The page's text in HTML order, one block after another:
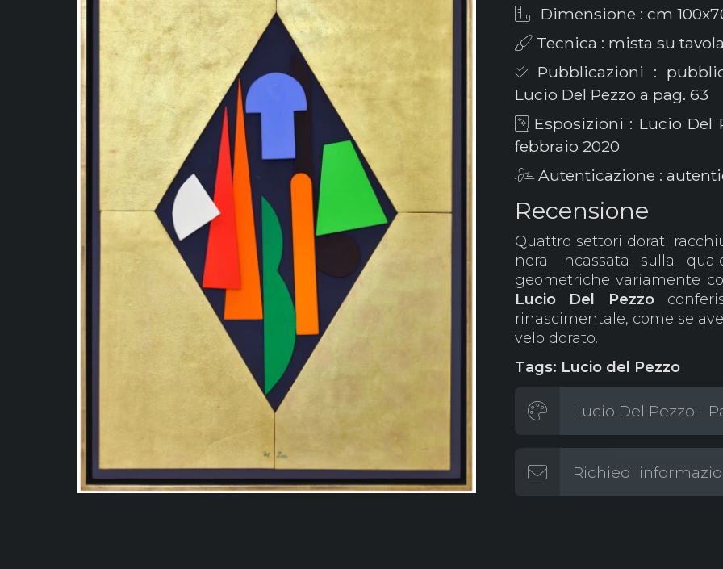
Dimensione : cm
Tecnica : mista su
Pubblicazioni :
Lucio Del Pezzo a pag. 63
Esposizioni : Lucio Del
febbraio 2020
Autenticazione :
Recensione
Quattro settori dorati
nera incassata sulla
geometriche variamente
Lucio Del Pezzo
rinascimentale, come se
velo dorato.
Tags: Lucio del Pezzo
Lucio Del Pezzo -
Richiedi